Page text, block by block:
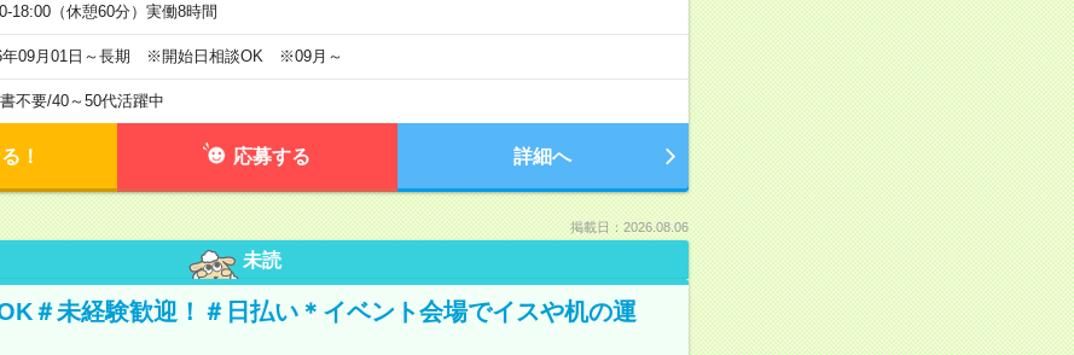
18:00（休憩60分）実働8時間
年09月01日～長期 ※開始日相談OK ※09月～
不要/40～50代活躍中
！ 応募する 詳細へ
掲載日：2026.08.06
未読
＃未経験歓迎！＃日払い＊イベント会場でイスや机の運